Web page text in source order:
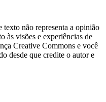
texto não representa a opinião
às visões e experiências de
Creative Commons e você
desde que credite o autor e